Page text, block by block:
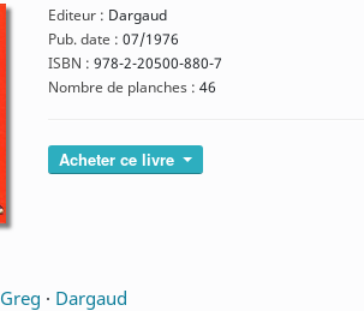
Editeur : Dargaud
Pub. date : 07/1976
ISBN : 978-2-20500-880-7
Nombre de planches : 46
Acheter ce livre
Greg · Dargaud